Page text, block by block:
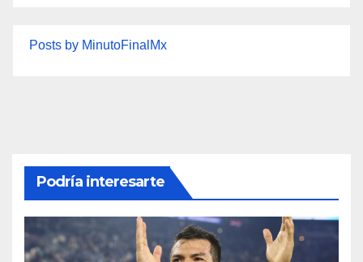
Posts by MinutoFinalMx
Podría interesarte